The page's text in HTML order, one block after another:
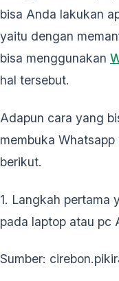
bisa Anda lakukan
yaitu dengan
bisa menggunakan
hal tersebut.
Adapun cara yang
membuka
berikut.
1. Langkah pertama
pada laptop atau pc
Sumber: